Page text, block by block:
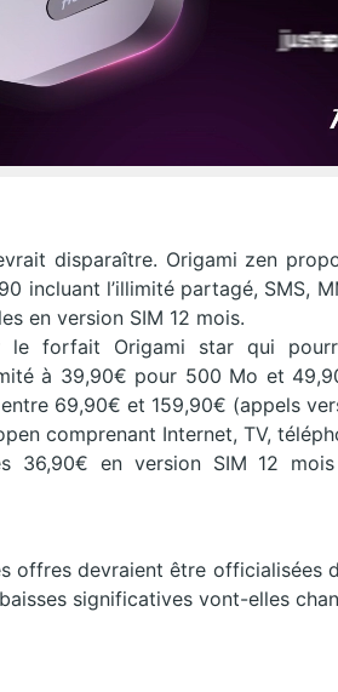
disparaître. Origami zen
incluant l’illimité partagé, SMS,
en version SIM 12 mois.
le forfait Origami star qui
à 39,90€ pour 500 Mo et
69,90€ et 159,90€ (appels
comprenant Internet, TV,
36,90€ en version SIM 12
offres devraient être officialisées
significatives vont-elles